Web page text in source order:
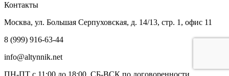
Контакты
Москва, ул. Большая Серпуховская, д. 14/13, стр. 1, офис 11
8 (999) 916-63-44
info@altynnik.net